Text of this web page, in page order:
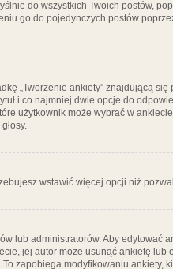
do wszystkich Twoich postów,
go do pojedynczych postów
„Tworzenie ankiety” znajdującą
i co najmniej dwie opcje do
użytkownik może wybrać w
wstawić więcej opcji niż
lub administratorów. Aby edytować
jej autor może usunąć ankietę
zapobiega modyfikowaniu ankiety,